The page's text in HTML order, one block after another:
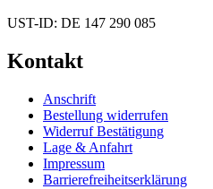
UST-ID: DE 147 290 085
Kontakt
Anschrift
Bestellung widerrufen
Widerruf Bestätigung
Lage & Anfahrt
Impressum
Barrierefreiheitserklärung